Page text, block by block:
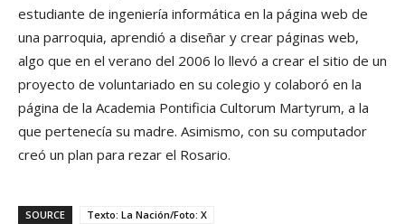
estudiante de ingeniería informática en la página web de
una parroquia, aprendió a diseñar y crear páginas web,
algo que en el verano del 2006 lo llevó a crear el sitio de un
proyecto de voluntariado en su colegio y colaboró ​​en la
página de la Academia Pontificia Cultorum Martyrum, a la
que pertenecía su madre. Asimismo, con su computador
creó un plan para rezar el Rosario.
SOURCE
Texto: La Nación/Foto: X